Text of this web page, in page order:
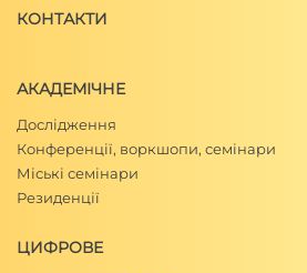
КОНТАКТИ
АКАДЕМІЧНЕ
Дослідження
Конференції, воркшопи, семінари
Міські семінари
Резиденції
ЦИФРОВЕ